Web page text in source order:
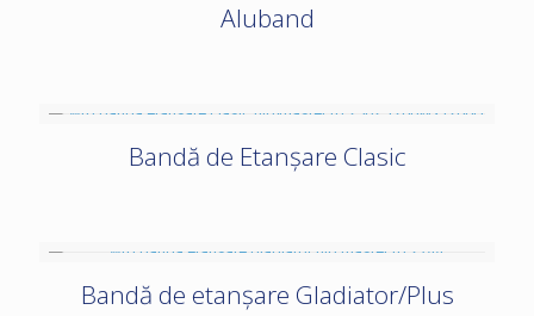
Aluband
Bandă de Etanșare Clasic
Bandă de etanșare Gladiator/Plus